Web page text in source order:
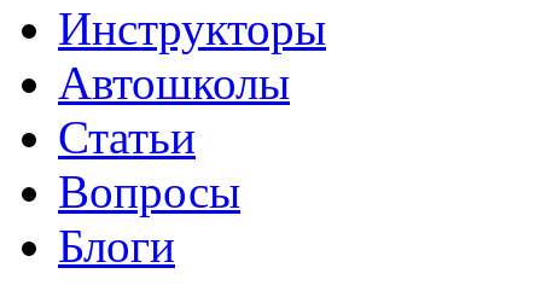
Инструкторы
Автошколы
Статьи
Вопросы
Блоги